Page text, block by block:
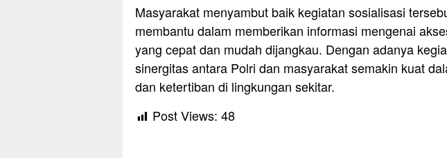
Masyarakat menyambut baik kegiatan sosialisasi
membantu dalam memberikan informasi mengenai
yang cepat dan mudah dijangkau. Dengan adanya
sinergitas antara Polri dan masyarakat semakin kuat
dan ketertiban di lingkungan sekitar.
Post Views: 48